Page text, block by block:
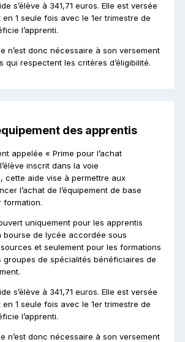
s’élève à 341,71 euros. Elle est versée
1 seule fois avec le 1er trimestre de
l’apprenti.
n’est donc nécessaire à son versement
qui respectent les critères d’éligibilité.
des apprentis
appelée « Prime pour l’achat
inscrit dans la voie
cette aide vise à permettre aux
l’achat de l’équipement de base
formation.
uniquement pour les apprentis
bourse de lycée accordée sous
et seulement pour les formations
groupes de spécialités bénéficiaires de
s’élève à 341,71 euros. Elle est versée
1 seule fois avec le 1er trimestre de
l’apprenti.
n’est donc nécessaire à son versement